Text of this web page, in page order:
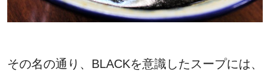
その名の通り、BLACKを意識したスープには、